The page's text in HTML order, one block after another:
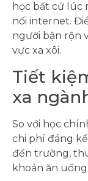
học bất cứ lúc
nối internet.
người bận rộn
vực xa xôi.
Tiết
xa
So với học
chi phí đáng
đến trường,
khoản ăn uống.